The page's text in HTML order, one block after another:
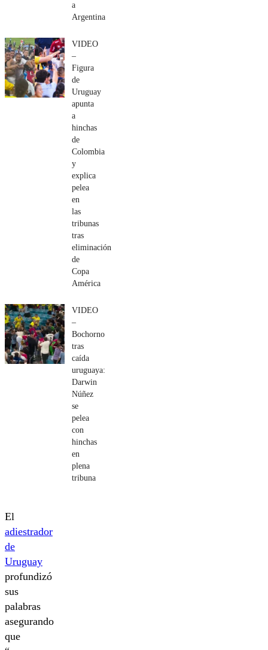
a
Argentina
VIDEO
–
Figura
de
Uruguay
apunta
a
hinchas
de
Colombia
y
explica
pelea
en
las
tribunas
tras
eliminación
de
Copa
América
VIDEO
–
Bochorno
tras
caída
uruguaya:
Darwin
Núñez
se
pelea
con
hinchas
en
plena
tribuna
El
adiestrador
de
Uruguay
profundizó
sus
palabras
asegurando
que